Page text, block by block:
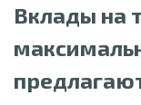
Вклады на